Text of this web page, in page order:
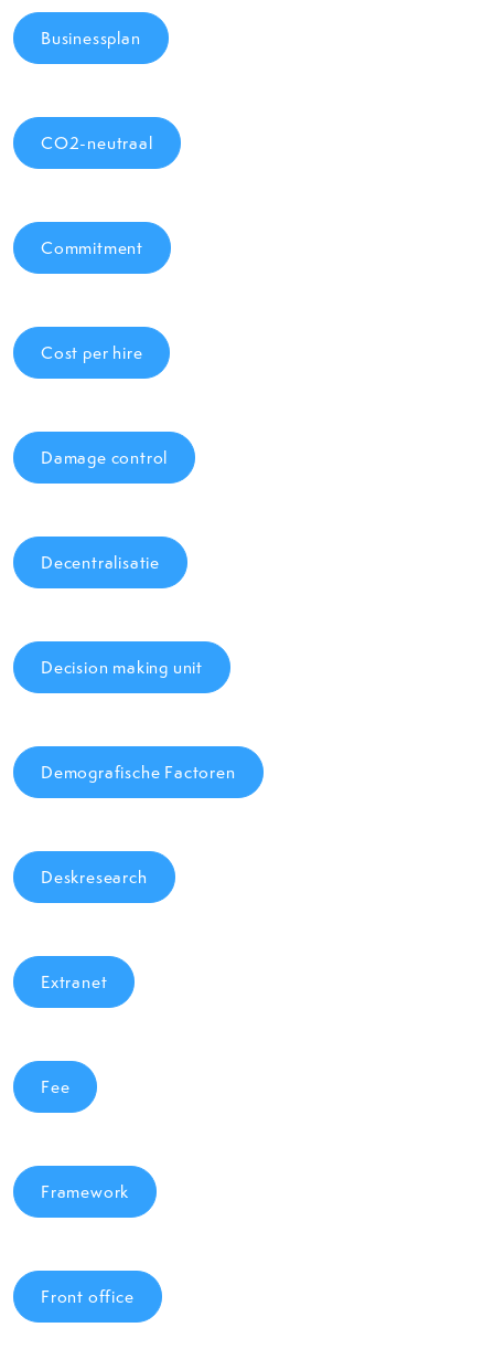
Businessplan
CO2-neutraal
Commitment
Cost per hire
Damage control
Decentralisatie
Decision making unit
Demografische Factoren
Deskresearch
Extranet
Fee
Framework
Front office